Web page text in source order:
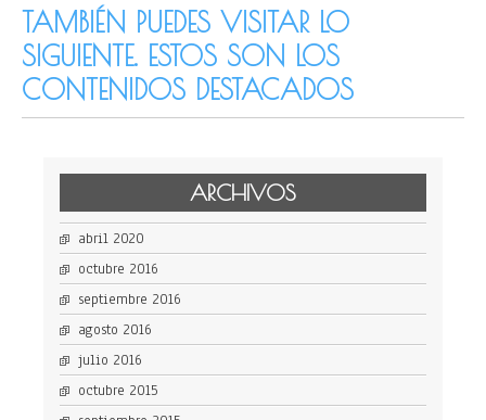
TAMBIÉN PUEDES VISITAR LO
SIGUIENTE. ESTOS SON LOS
CONTENIDOS DESTACADOS
ARCHIVOS
abril 2020
octubre 2016
septiembre 2016
agosto 2016
julio 2016
octubre 2015